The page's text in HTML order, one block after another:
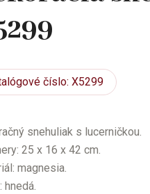
číslo: X5299
snehuliak s lucerničkou.
25 x 16 x 42 cm.
magnesia.
hnedá.